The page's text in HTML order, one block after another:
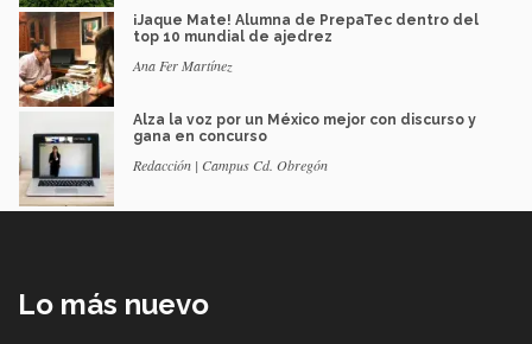
¡Jaque Mate! Alumna de PrepaTec dentro del
top 10 mundial de ajedrez
Ana Fer Martínez
Alza la voz por un México mejor con discurso y
gana en concurso
Redacción | Campus Cd. Obregón
Lo más nuevo